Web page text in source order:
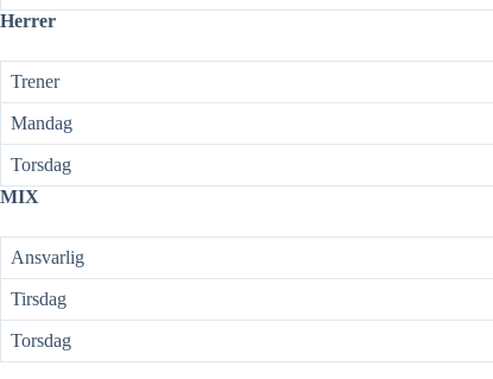
Herrer
Trener
Mandag
Torsdag
MIX
Ansvarlig
Tirsdag
Torsdag